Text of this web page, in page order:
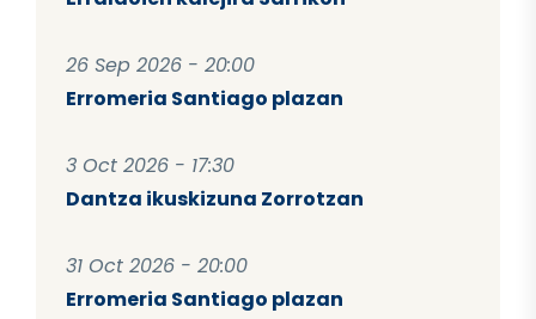
26 Sep 2026 - 20:00
Erromeria Santiago plazan
3 Oct 2026 - 17:30
Dantza ikuskizuna Zorrotzan
31 Oct 2026 - 20:00
Erromeria Santiago plazan